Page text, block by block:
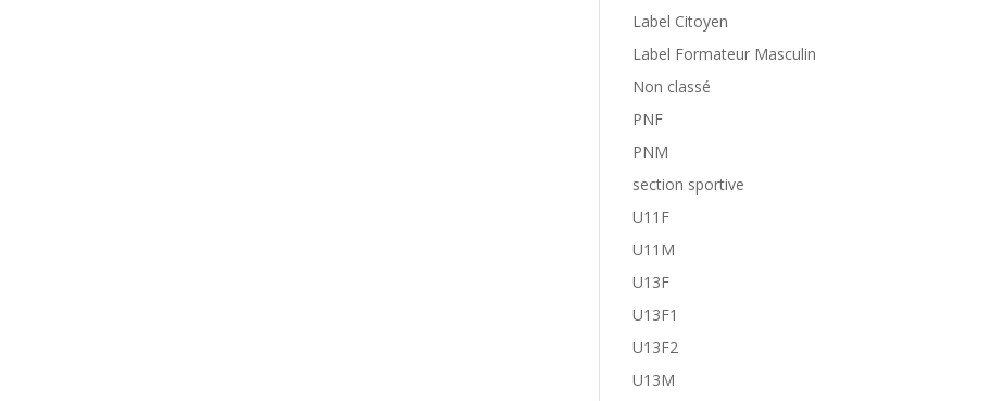
Label Citoyen
Label Formateur Masculin
Non classé
PNF
PNM
section sportive
U11F
U11M
U13F
U13F1
U13F2
U13M